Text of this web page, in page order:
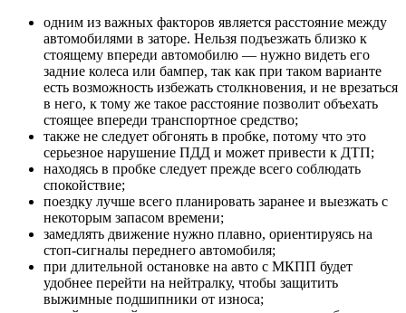
одним из важных факторов является расстояние между
автомобилями в заторе. Нельзя подъезжать близко к
стоящему впереди автомобилю — нужно видеть его
задние колеса или бампер, так как при таком варианте
есть возможность избежать столкновения, и не врезаться
в него, к тому же такое расстояние позволит объехать
стоящее впереди транспортное средство;
также не следует обгонять в пробке, потому что это
серьезное нарушение ПДД и может привести к ДТП;
находясь в пробке следует прежде всего соблюдать
спокойствие;
поездку лучше всего планировать заранее и выезжать с
некоторым запасом времени;
замедлять движение нужно плавно, ориентируясь на
стоп-сигналы переднего автомобиля;
при длительной остановке на авто с МКПП будет
удобнее перейти на нейтралку, чтобы защитить
выжимные подшипники от износа;